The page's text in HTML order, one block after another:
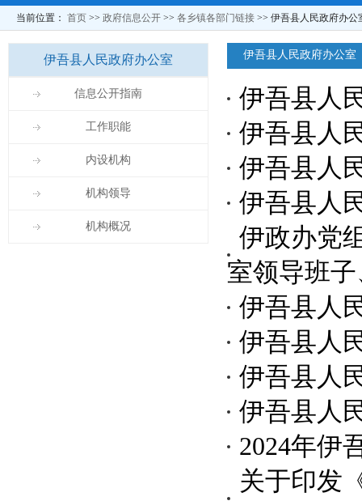
当前位置： 首页 >> 政府信息公开 >> 各乡镇各部门链接 >> 伊吾县人民政府办公
伊吾县人民政府办公室
信息公开指南
工作职能
内设机构
机构领导
机构概况
伊吾县人民政府办公室
伊吾县人
伊吾县人
伊吾县人
伊吾县人
伊政办党
室领导班
伊吾县人
伊吾县人
伊吾县人
伊吾县人
2024年伊
关于印发